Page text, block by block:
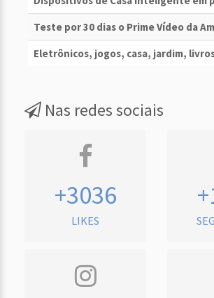
Teste por 30 dias o Prime Vídeo da
Eletrônicos, jogos, casa, jardim,
Nas redes sociais
+3036
LIKES